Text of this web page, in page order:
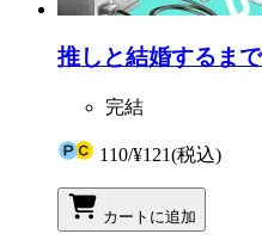
推しと結婚するま
完結
110/¥121(税込)
カートに追加